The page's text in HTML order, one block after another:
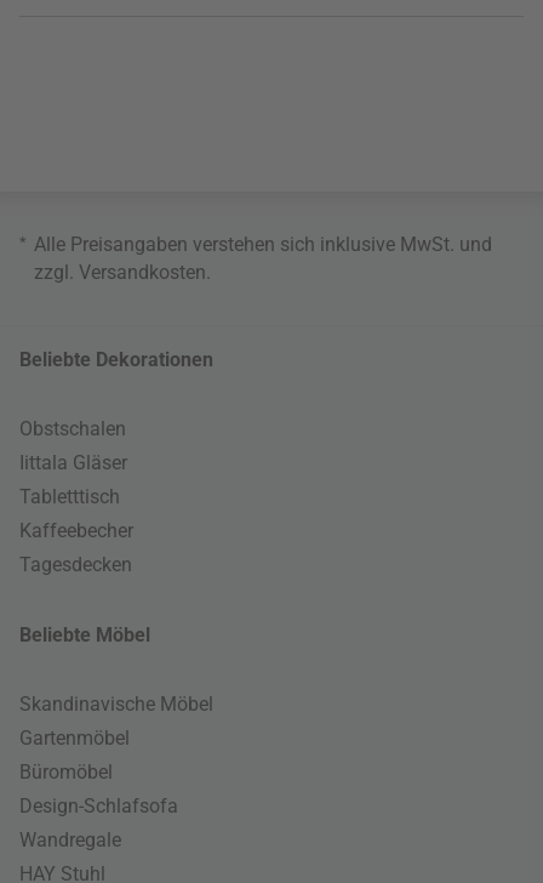
* Alle Preisangaben verstehen sich inklusive MwSt. und
zzgl. Versandkosten
Beliebte Dekorationen
Obstschalen
Iittala Gläser
Tabletttisch
Kaffeebecher
Tagesdecken
Beliebte Möbel
Skandinavische Möbel
Gartenmöbel
Büromöbel
Design-Schlafsofa
Wandregale
HAY Stuhl